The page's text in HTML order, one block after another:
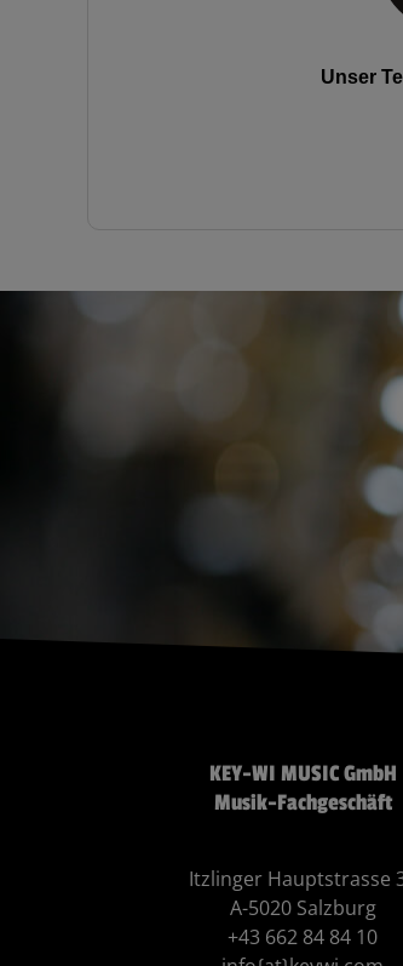
Unser
KEY-WI MUSIC GmbH
Musik-Fachgeschäft
Itzlinger Hauptstrasse
A-5020 Salzburg
+43 662 84 84 10